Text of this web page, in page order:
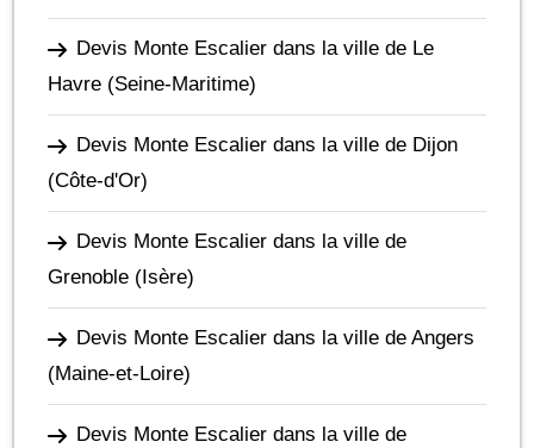
Devis Monte Escalier dans la ville de Le
Havre (Seine-Maritime)
Devis Monte Escalier dans la ville de Dijon
(Côte-d'Or)
Devis Monte Escalier dans la ville de
Grenoble (Isère)
Devis Monte Escalier dans la ville de Angers
(Maine-et-Loire)
Devis Monte Escalier dans la ville de